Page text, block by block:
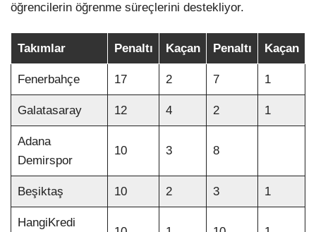
öğrencilerin öğrenme süreçlerini destekliyor.
Takımlar Penaltı Kaçan Penaltı Kaçan
Fenerbahçe 17 2 7 1
Galatasaray 12 4 2 1
Adana
Demirspor
10 3 8
Beşiktaş 10 2 3 1
HangiKredi